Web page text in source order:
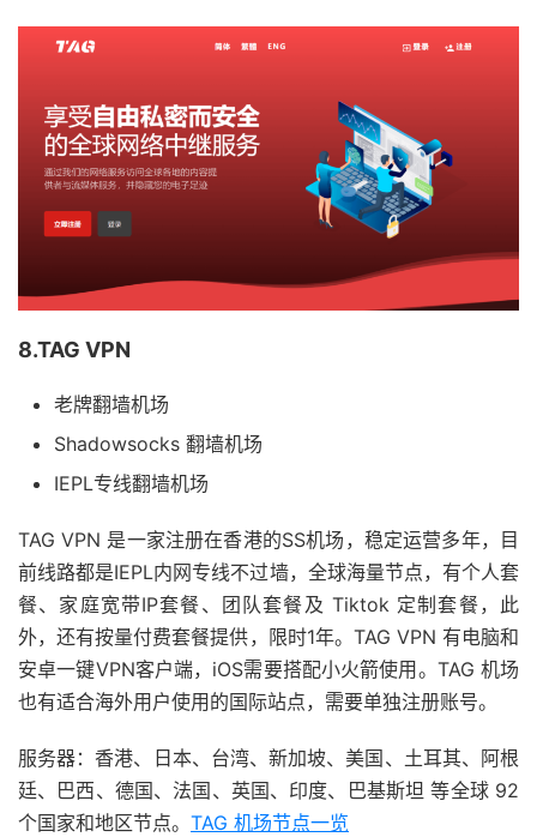
8.TAG VPN
老牌翻墙机场
Shadowsocks 翻墙机场
IEPL专线翻墙机场
TAG VPN 是一家注册在香港的SS机场，稳定运营多年，目
前线路都是IEPL内网专线不过墙，全球海量节点，有个人套
餐、家庭宽带IP套餐、团队套餐及 Tiktok 定制套餐，此
外，还有按量付费套餐提供，限时1年。TAG VPN 有电脑和
安卓一键VPN客户端，iOS需要搭配小火箭使用。TAG 机场
也有适合海外用户使用的国际站点，需要单独注册账号。
服务器：香港、日本、台湾、新加坡、美国、土耳其、阿根
廷、巴西、德国、法国、英国、印度、巴基斯坦 等全球 92
个国家和地区节点。 TAG 机场节点一览